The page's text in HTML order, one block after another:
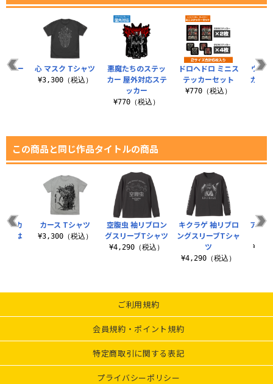
悪魔たちのステッ
カー 屋外対応ステ
ッカー
¥770（税込）
ドロヘドロ ミニス
テッカーセット
¥770（税込）
ウィ
カイ
トー 心 マスク Tシャツ
¥3,300（税込）
この商品と同じ作品タイトルの商品
空腹虫 袖リブロン
グスリーブTシャツ
¥4,290（税込）
キクラゲ 袖リブロ
ングスリーブTシャ
ツ
¥4,290（税込）
アニ
きカ
ごは
カース Tシャツ
¥3,300（税込）
ご利用規約
会員規約・ポイント規約
特定商取引に関する表記
プライバシーポリシー